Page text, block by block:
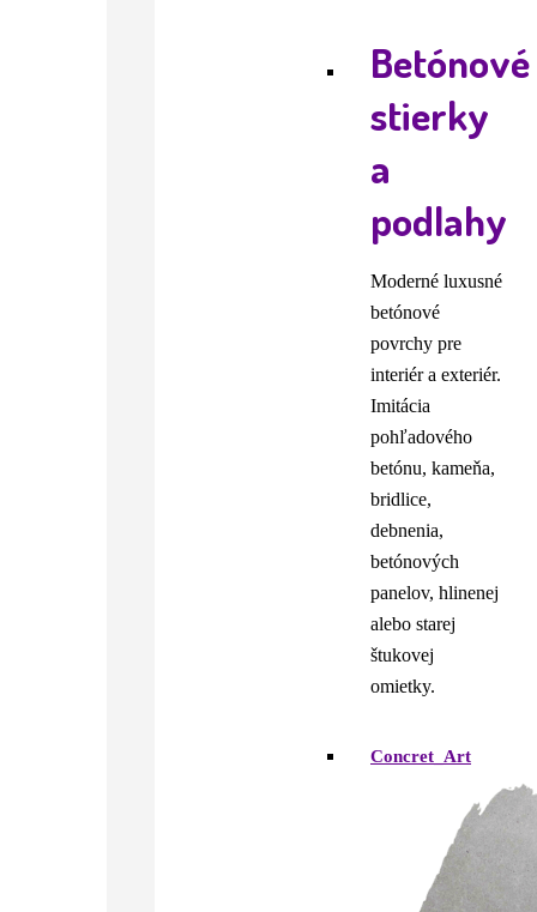
Betónové
stierky
a
podlahy
Moderné luxusné
betónové
povrchy pre
interiér a exteriér.
Imitácia
pohľadového
betónu, kameňa,
bridlice,
debnenia,
betónových
panelov, hlinenej
alebo starej
štukovej
omietky.
Concret_Art